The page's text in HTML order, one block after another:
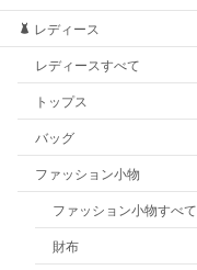
レディース
レディースすべて
トップス
バッグ
ファッション小物
ファッション小物すべて
財布